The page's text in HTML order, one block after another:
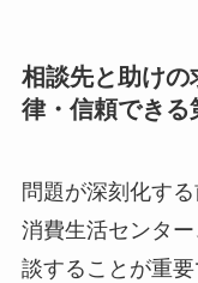
相談先と助けの
律・信頼できる
問題が深刻化す
消費生活センタ
談することが重